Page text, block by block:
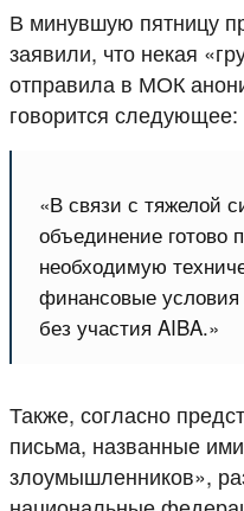
В минувшую пятницу
заявили, что некая
отправила в МОК
говорится следующее:
«В связи с тяжелой
объединение готово
необходимую
финансовые
без участия AIBA.»
Также, согласно
письма, названные
злоумышленников»,